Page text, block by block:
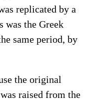
replicated by a
was the Greek
same period, by
the original
raised from the